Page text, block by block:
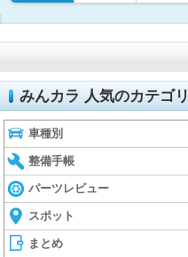
みんカラ 人気のカテゴリ
車種別
整備手帳
パーツレビュー
スポット
まとめ